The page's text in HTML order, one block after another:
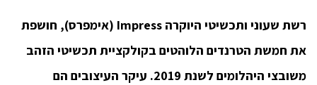
רשת שעוני ותכשיטי היוקרה Impress (אימפרס), חושפת
את חמשת הטרנדים הלוהטים בקולקציית תכשיטי הזהב
משובצי היהלומים לשנת 2019. עיקר העיצובים הם